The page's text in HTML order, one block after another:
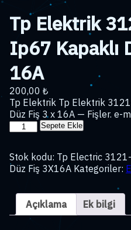
Tp Elektrik
Ip67 Kapaklı
16A
200,00 ₺
Tp Elektrik Tp Elektrik
Düz Fiş 3 x 16A — Fişler. e-
Tp
301-
0900
Kapaklı
Fiş
Sepete Ekle
Stok kodu: Tp Electric
Düz Fiş 3X16A Kategoriler:
Açıklama Ek bilgi